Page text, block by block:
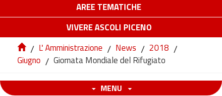
AREE TEMATICHE
VIVERE ASCOLI PICENO
/ L' Amministrazione / News / 2018 /
Giugno / Giornata Mondiale del Rifugiato
MENU